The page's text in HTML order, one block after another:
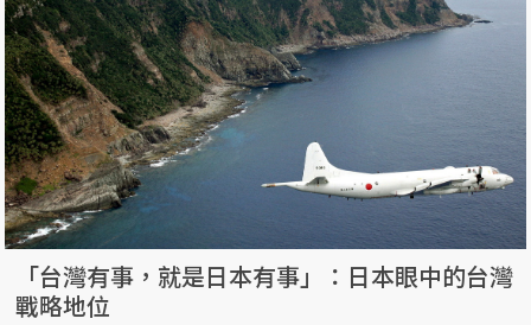
「台灣有事，就是日本有事」：日本眼中的台灣
戰略地位